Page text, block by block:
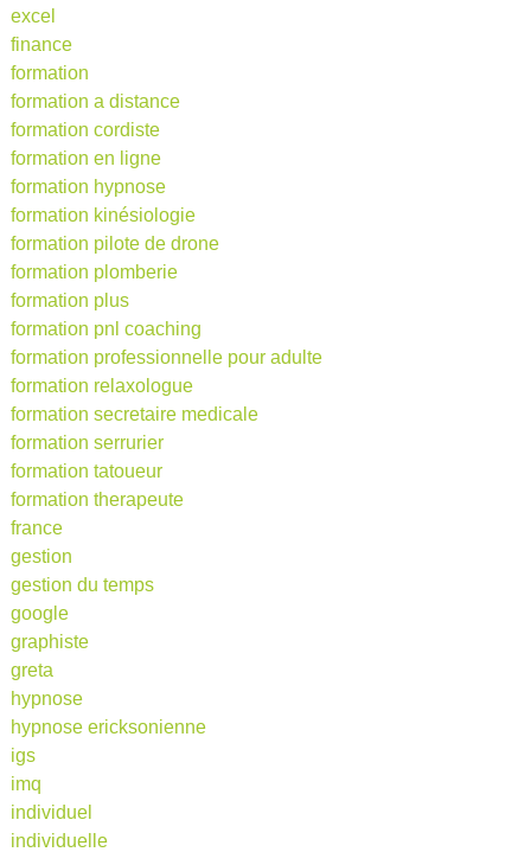
excel
finance
formation
formation a distance
formation cordiste
formation en ligne
formation hypnose
formation kinésiologie
formation pilote de drone
formation plomberie
formation plus
formation pnl coaching
formation professionnelle pour adulte
formation relaxologue
formation secretaire medicale
formation serrurier
formation tatoueur
formation therapeute
france
gestion
gestion du temps
google
graphiste
greta
hypnose
hypnose ericksonienne
igs
imq
individuel
individuelle